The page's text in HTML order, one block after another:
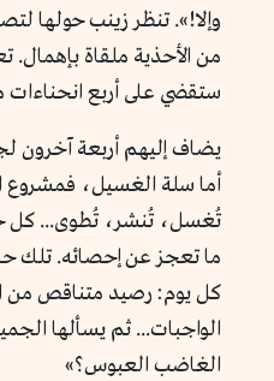
وإلا!». تنظر زينب حولها
من الأحذية ملقاة بإهمال.
ستقضي على أربع انحناءات
يضاف إليهم أربعة آخرون
أما سلة الغسيل، فمشروع
تُغسل، تُنشر، تُطوى... كل
ما تعجز عن إحصائه. تلك
كل يوم: رصيد متناقص من
الواجبات... ثم يسألها
الغاضب العبوس؟»